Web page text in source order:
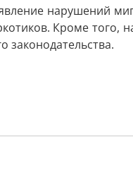
нарушений
Кроме того,